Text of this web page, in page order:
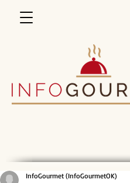
InfoGourmet (InfoGourmetOK)